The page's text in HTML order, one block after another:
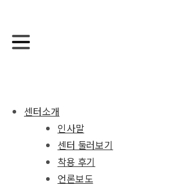
센터소개
인사말
센터 둘러보기
착용 후기
언론보도